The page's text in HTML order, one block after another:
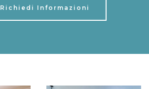
Richiedi Informazioni